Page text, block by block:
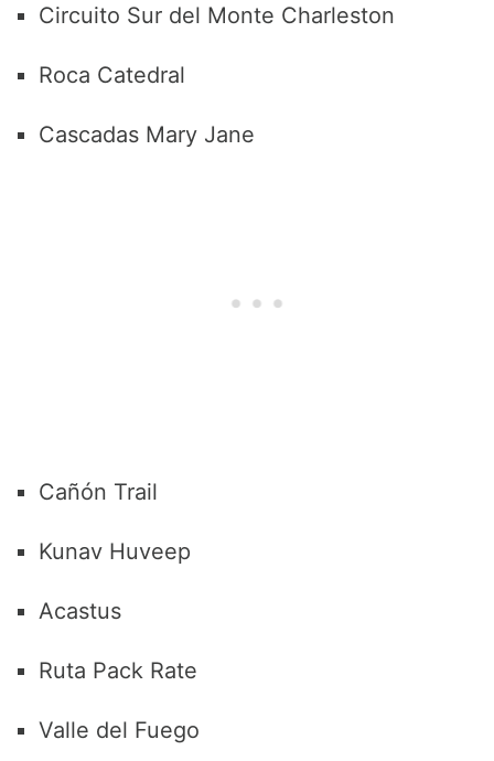
Circuito Sur del Monte Charleston
Roca Catedral
Cascadas Mary Jane
Cañón Trail
Kunav Huveep
Acastus
Ruta Pack Rate
Valle del Fuego